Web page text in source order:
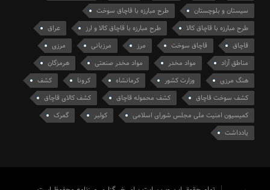
سیستان و بلوچستان
طرح مبارزه با قاچاق سوخت
طرح مبارزه با قاچاق کالا
طرح مبارزه با قاچاق کالا و ارز
عراق
قاچاق
قاچاق سوخت مرز مرزبانی
مرزی
مناطق آزاد
مواد مخدر مواد مخدر صنعتی
هرمزگان
هنگ مرزی
وزارت کشور کرمانشاه کرونا
کشف
کشف سوخت قاچاق
کشف محموله قاچاق
کشف کالای قاچاق
کمیسیون امنیت ملی مجلس شورای اسلامی
کولبر
گمرک
یادداشت